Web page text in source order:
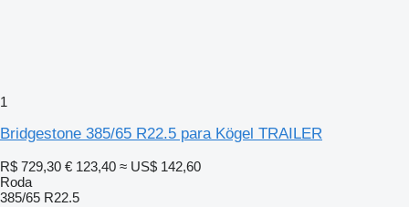
1
Bridgestone 385/65 R22.5 para Kögel TRAILER
R$ 729,30 € 123,40 ≈ US$ 142,60
Roda
385/65 R22.5